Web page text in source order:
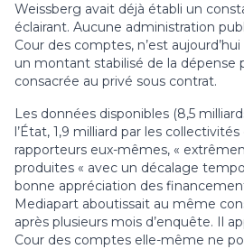
Weissberg avait déjà établi un
éclairant. Aucune administration
Cour des comptes, n’est
un montant stabilisé de la dépense
consacrée au privé sous contrat.
Les données disponibles (8,5
l’État, 1,9 milliard par les
rapporteurs eux-mêmes, «
produites « avec un décalage
bonne appréciation des
Mediapart aboutissait au même
après plusieurs mois d’enquête. Il
Cour des comptes elle-même ne